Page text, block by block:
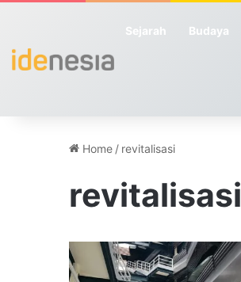
Sejarah Budaya
Home / revitalisasi
revitalisasi